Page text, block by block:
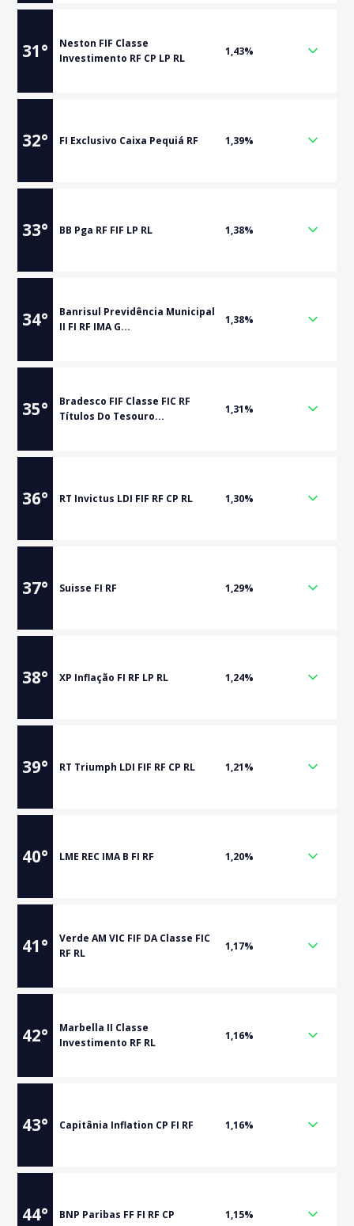
31°
Neston FIF Classe
Investimento RF CP LP RL
1,43%
32° FI Exclusivo Caixa Pequiá RF 1,39%
33° BB Pga RF FIF LP RL 1,38%
34°
Banrisul Previdência Municipal
II FI RF IMA G...
1,38%
35°
Bradesco FIF Classe FIC RF
Títulos Do Tesouro...
1,31%
36° RT Invictus LDI FIF RF CP RL 1,30%
37° Suisse FI RF 1,29%
38° XP Inflação FI RF LP RL 1,24%
39° RT Triumph LDI FIF RF CP RL 1,21%
40° LME REC IMA B FI RF 1,20%
41°
Verde AM VIC FIF DA Classe FIC
RF RL
1,17%
42°
Marbella II Classe
Investimento RF RL
1,16%
43° Capitânia Inflation CP FI RF 1,16%
44° BNP Paribas FF FI RF CP 1,15%